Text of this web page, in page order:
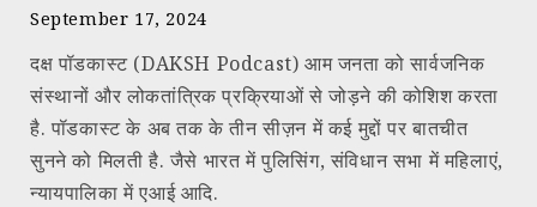
September 17, 2024
दक्ष पॉडकास्ट (DAKSH Podcast) आम जनता को सार्वजनिक
संस्थानों और लोकतांत्रिक प्रक्रियाओं से जोड़ने की कोशिश करता
है. पॉडकास्ट के अब तक के तीन सीज़न में कई मुद्दों पर बातचीत
सुनने को मिलती है. जैसे भारत में पुलिसिंग, संविधान सभा में महिलाएं,
न्यायपालिका में एआई आदि.